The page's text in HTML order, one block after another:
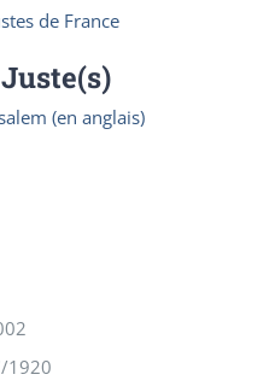
de France
(en anglais)
1920